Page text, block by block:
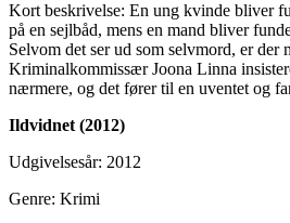
Kort beskrivelse: En ung kvinde bliver
på en sejlbåd, mens en mand bliver
Selvom det ser ud som selvmord, er der
Kriminalkommissær Joona Linna
nærmere, og det fører til en uventet og
Ildvidnet (2012)
Udgivelsesår: 2012
Genre: Krimi